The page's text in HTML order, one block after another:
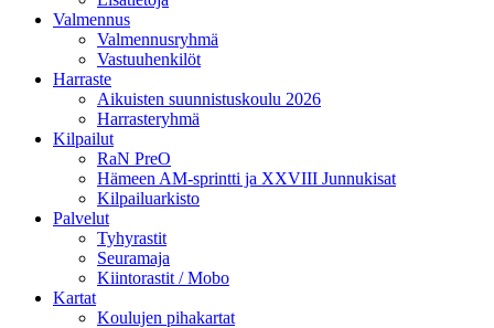
Valmennus
Valmennusryhmä
Vastuuhenkilöt
Harraste
Aikuisten suunnistuskoulu 2026
Harrasteryhmä
Kilpailut
RaN PreO
Hämeen AM-sprintti ja XXVIII Junnukisat
Kilpailuarkisto
Palvelut
Tyhyrastit
Seuramaja
Kiintorastit / Mobo
Kartat
Koulujen pihakartat